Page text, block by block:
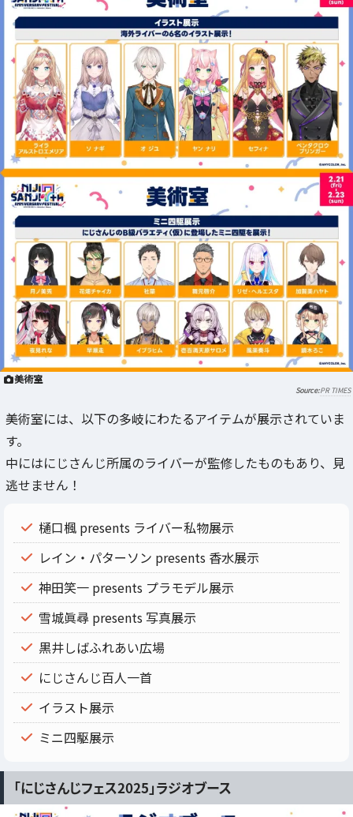
美術室
PR TIMES
美術室には、以下の多岐にわたるアイテムが展示されていま
す。
中にはにじさんじ所属のライバーが監修したものもあり、見
逃せません！
樋口楓 presents ライバー私物展示
レイン・パターソン presents 香水展示
神田笑一 presents プラモデル展示
雪城眞尋 presents 写真展示
黒井しばふれあい広場
にじさんじ百人一首
イラスト展示
ミニ四駆展示
「にじさんじフェス2025」ラジオブース